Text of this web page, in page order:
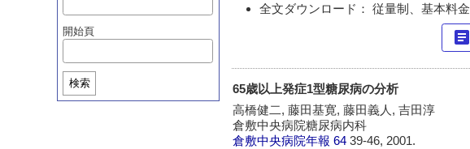
開始頁
検索
全文ダウンロード： 従量制、基本料
article
65歳以上発症1型糖尿病の分析
高橋健二, 藤田基寛, 藤田義人, 吉田淳
倉敷中央病院糖尿病内科
倉敷中央病院年報 6439-46, 2001.